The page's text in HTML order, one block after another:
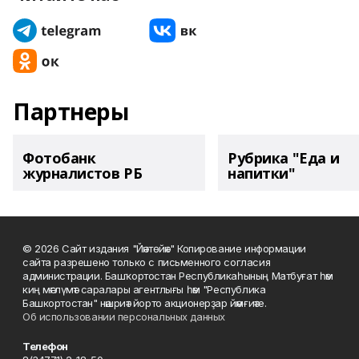
Партнеры
Фотобанк
журналистов РБ
Рубрика "Еда и
напитки"
© 2026 Сайт издания "Йәнтөйәк" Копирование информации
сайта разрешено только с письменного согласия
администрации. Башҡортостан Республикаһының Матбуғат һәм
киң мәғлүмәт саралары агентлығы һәм "Республика
Башкортостан" нәшриәт йорто акционерҙар йәмғиәте.
Об использовании персональных данных
Телефон